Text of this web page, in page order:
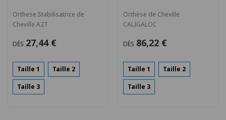
Orthese Stabilisatrice de
Cheville A2T
DÈS 27,44 €
Taille 1 Taille 2
Taille 3
Orthèse de Cheville
CALIGALOC
DÈS 86,22 €
Taille 1 Taille 2
Taille 3